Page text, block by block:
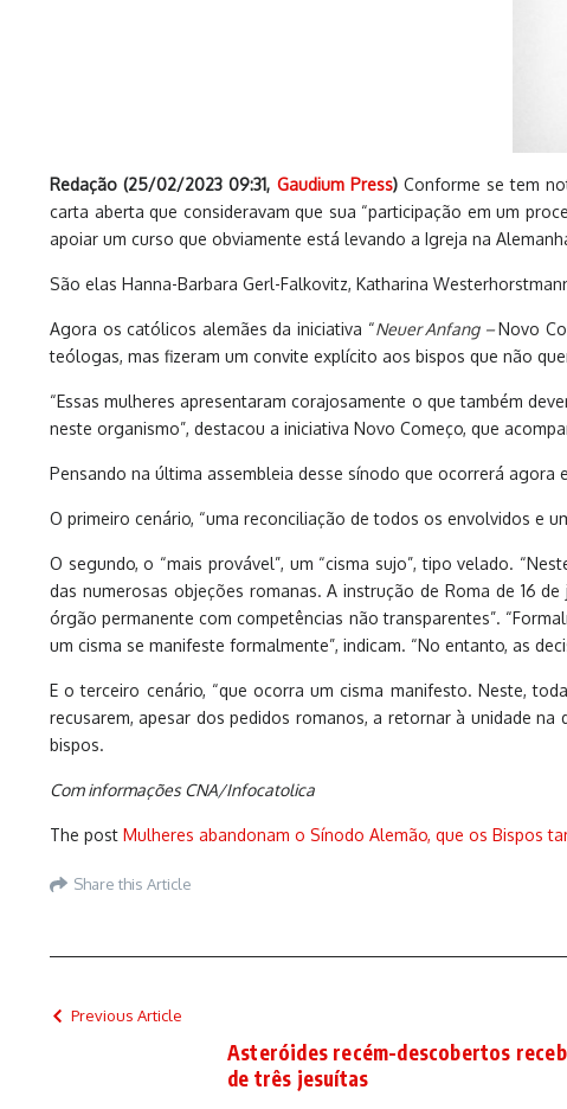
Redação (25/02/2023 09:31, Gaudium Press)Conforme se tem
carta aberta que consideravam que sua “participação em um
apoiar um curso que obviamente está levando a Igreja na
São elas Hanna-Barbara Gerl-Falkovitz, Katharina
Agora os católicos alemães da iniciativa “Neuer Anfang –Novo
teólogas, mas fizeram um convite explícito aos bispos que não
“Essas mulheres apresentaram corajosamente o que também
neste organismo”, destacou a iniciativa Novo Começo, que
Pensando na última assembleia desse sínodo que ocorrerá agora
O primeiro cenário, “uma reconciliação de todos os envolvidos e
O segundo, o “mais provável”, um “cisma sujo”, tipo velado.
das numerosas objeções romanas. A instrução de Roma de 16
órgão permanente com competências não transparentes”.
um cisma se manifeste formalmente”, indicam. “No entanto, as
E o terceiro cenário, “que ocorra um cisma manifesto. Neste,
recusarem, apesar dos pedidos romanos, a retornar à unidade
bispos.
Com informações CNA/Infocatolica
The post Mulheres abandonam o Sínodo Alemão, que os Bispos
Share this Article
Previous Article
Asteróides recém-descobertos
de três jesuítas